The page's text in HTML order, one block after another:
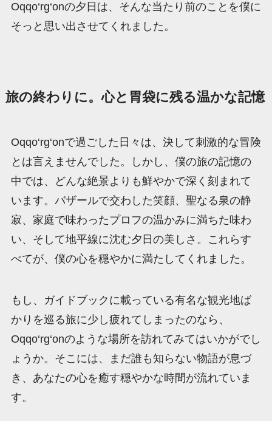
Oqqo‘rg‘onの夕日は、そんな当たり前のことを僕に
そっと思い出させてくれました。
旅の終わりに。心と胃袋に残る温かな記憶
Oqqo‘rg‘onで過ごした日々は、決して刺激的な冒険
とは言えませんでした。しかし、僕の旅の記憶の
中では、どんな絶景よりも鮮やかで深く刻まれて
います。バザールで交わした笑顔、聖なる泉の静
寂、家庭で味わったプロフの温かみに満ちた味わ
い、そして地平線に沈む夕日の美しさ。これらす
べてが、僕の心を穏やかに満たしてくれました。
もし、ガイドブックに載っている有名な観光地ば
かりを巡る旅に少し疲れてしまったのなら、
Oqqo‘rg‘onのような場所を訪れてみてはいかがでし
ょうか。そこには、まだ誰も知らない物語が息づ
き、あなたの心を癒す穏やかな時間が流れていま
す。